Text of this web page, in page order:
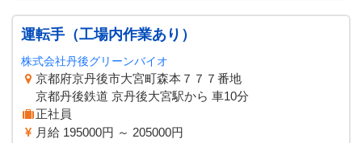
運転手（工場内作業あり）
株式会社丹後グリーンバイオ
京都府京丹後市大宮町森本７７７番地
京都丹後鉄道 京丹後大宮駅から 車10分
正社員
月給 195000円 ～ 205000円